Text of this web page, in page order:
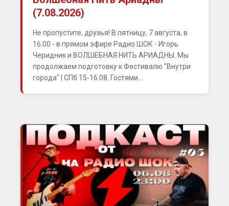
(7.08.2026)
Не пропустите, друзья! В пятницу, 7 августа, в
16:00 - в прямом эфире Радио ШОК - Игорь
Черидник и ВОЛШЕБНАЯ НИТЬ АРИАДНЫ. Мы
продолжаем подготовку к Фестивалю "Внутри
города" | СПб 15-16.08. Гостями...